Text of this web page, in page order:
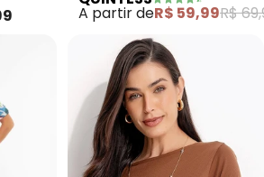
Curtas (Preta)
A partir deR$ 59,99R$